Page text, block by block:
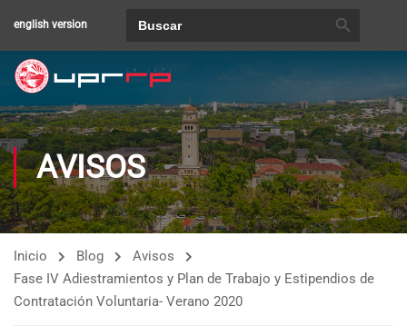
english version
AVISOS
Inicio Blog
Avisos
Fase IV Adiestramientos y Plan de Trabajo y Estipendios de
Contratación Voluntaria- Verano 2020